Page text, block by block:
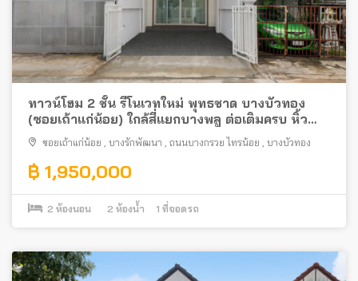
ทาวน์โฮม 2 ชั้น รีโนเวทใหม่ พุทธชาด บางบัวทอง
(ซอยเถ้าแก่น้อย) ใกล้สี่แยกบางพลู ต่อเติมครบ หิ้ว
กระเป๋าเข้าอยู่ได้เลย
ซอยเถ้าแก่น้อย , บางรักพัฒนา , ถนนบางกรวย ไทรน้อย , บางบัวทอง
฿ 1,950,000
2 ห้องนอน 2 ห้องน้ำ 1 ที่จอดรถ